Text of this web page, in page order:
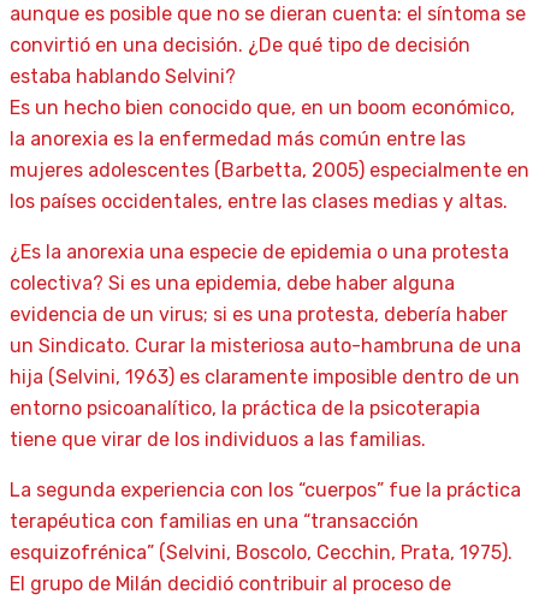
aunque es posible que no se dieran cuenta: el síntoma se
convirtió en una decisión. ¿De qué tipo de decisión
estaba hablando Selvini?
Es un hecho bien conocido que, en un boom económico,
la anorexia es la enfermedad más común entre las
mujeres adolescentes (Barbetta, 2005) especialmente en
los países occidentales, entre las clases medias y altas.
¿Es la anorexia una especie de epidemia o una protesta
colectiva? Si es una epidemia, debe haber alguna
evidencia de un virus; si es una protesta, debería haber
un Sindicato. Curar la misteriosa auto-hambruna de una
hija (Selvini, 1963) es claramente imposible dentro de un
entorno psicoanalítico, la práctica de la psicoterapia
tiene que virar de los individuos a las familias.
La segunda experiencia con los “cuerpos” fue la práctica
terapéutica con familias en una “transacción
esquizofrénica” (Selvini, Boscolo, Cecchin, Prata, 1975).
El grupo de Milán decidió contribuir al proceso de